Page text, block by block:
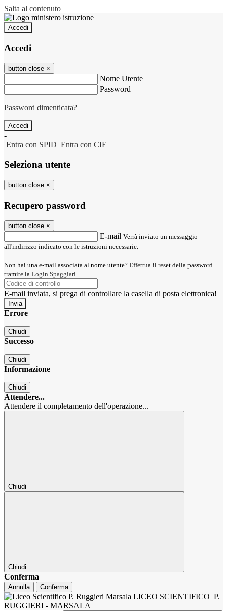
Salta al contenuto
Accedi
Accedi
button close ×
Nome Utente
Password
Password dimenticata?
-
Entra con SPID Entra con CIE
Seleziona utente
button close ×
Recupero password
button close ×
E-mail Verrà inviato un messaggio
all'indirizzo indicato con le istruzioni necessarie.
Non hai una e-mail associata al nome utente? Effettua il reset della password
tramite la Login Spaggiari
E-mail inviata, si prega di controllare la casella di posta elettronica!
Errore
Chiudi
Successo
Chiudi
Informazione
Chiudi
Attendere...
Attendere il completamento dell'operazione...
Chiudi
Chiudi
Conferma
Annulla Conferma
LICEO SCIENTIFICO P.
RUGGIERI - MARSALA